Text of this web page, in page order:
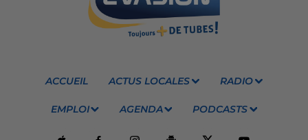
ACCUEIL ACTUS LOCALES RADIO
EMPLOI AGENDA PODCASTS